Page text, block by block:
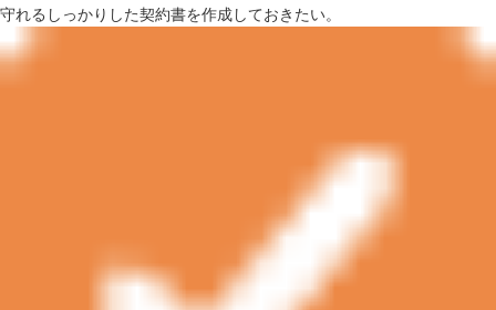
守れるしっかりした契約書を作成しておきたい。